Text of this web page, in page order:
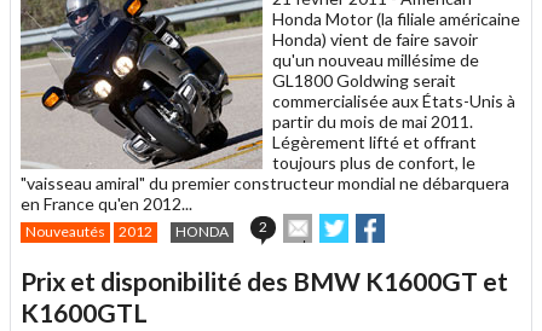
Honda Motor (la filiale américaine
Honda) vient de faire savoir
qu'un nouveau millésime de
GL1800 Goldwing serait
commercialisée aux États-Unis à
partir du mois de mai 2011.
Légèrement lifté et offrant
toujours plus de confort, le
"vaisseau amiral" du premier constructeur mondial ne débarquera
en France qu'en 2012...
Nouveautés 2012 HONDA 2
Envoyer
cet
à
Partager
sur sur
Prix et disponibilité des BMW K1600GT et
K1600GTL